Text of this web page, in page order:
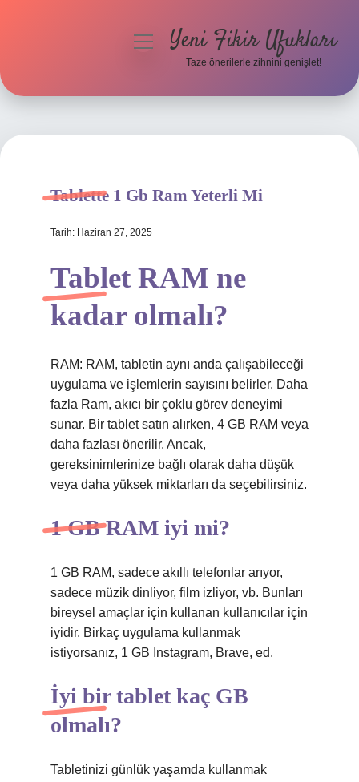
Hakkımızda
menüyüYeni Fikir Ufukları
Taze önerilerle zihnini genişlet!
Tablette 1 Gb Ram Yeterli Mi
Tarih: Haziran 27, 2025
Tablet RAM ne
kadar olmalı?
RAM: RAM, tabletin aynı anda çalışabileceği
uygulama ve işlemlerin sayısını belirler. Daha
fazla Ram, akıcı bir çoklu görev deneyimi
sunar. Bir tablet satın alırken, 4 GB RAM veya
daha fazlası önerilir. Ancak,
gereksinimlerinize bağlı olarak daha düşük
veya daha yüksek miktarları da seçebilirsiniz.
1 GB RAM iyi mi?
1 GB RAM, sadece akıllı telefonlar arıyor,
sadece müzik dinliyor, film izliyor, vb. Bunları
bireysel amaçlar için kullanan kullanıcılar için
iyidir. Birkaç uygulama kullanmak
istiyorsanız, 1 GB Instagram, Brave, ed.
İyi bir tablet kaç GB
olmalı?
Tabletinizi günlük yaşamda kullanmak